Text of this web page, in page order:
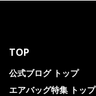
TOP
公式ブログ トップ
エアバッグ特集 トップ